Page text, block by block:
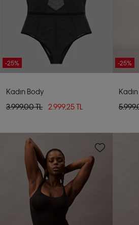
-25%
Kadın Body
3.999,00 TL
2.999,25 TL
-25%